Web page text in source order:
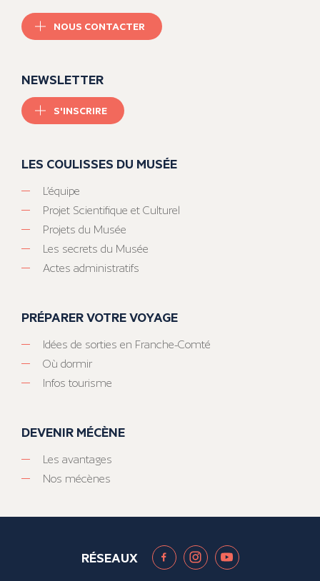
NOUS CONTACTER
NEWSLETTER
S'INSCRIRE
LES COULISSES DU MUSÉE
L’équipe
Projet Scientifique et Culturel
Projets du Musée
Les secrets du Musée
Actes administratifs
PRÉPARER VOTRE VOYAGE
Idées de sorties en Franche-Comté
Où dormir
Infos tourisme
DEVENIR MÉCÈNE
Les avantages
Nos mécènes
RÉSEAUX